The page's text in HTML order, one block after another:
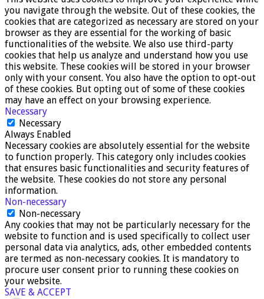
you navigate through the website. Out of these cookies, the
cookies that are categorized as necessary are stored on your
browser as they are essential for the working of basic
functionalities of the website. We also use third-party
cookies that help us analyze and understand how you use
this website. These cookies will be stored in your browser
only with your consent. You also have the option to opt-out
of these cookies. But opting out of some of these cookies
may have an effect on your browsing experience.
Necessary
Necessary
Always Enabled
Necessary cookies are absolutely essential for the website
to function properly. This category only includes cookies
that ensures basic functionalities and security features of
the website. These cookies do not store any personal
information.
Non-necessary
Non-necessary
Any cookies that may not be particularly necessary for the
website to function and is used specifically to collect user
personal data via analytics, ads, other embedded contents
are termed as non-necessary cookies. It is mandatory to
procure user consent prior to running these cookies on
your website.
SAVE & ACCEPT